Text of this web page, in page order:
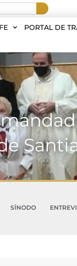
PORTAL DE
SÍNODO